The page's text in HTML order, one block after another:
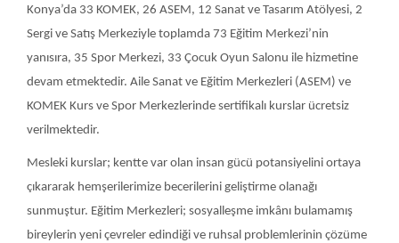
çekmektedir.
Yardımlaşma Kermesleri(Milli Duyarlılık) İle hanımlar
sosyokültürel alanlarda kazanım elde etmektedir. ASEM
Merkezlerinde sadece kadınlarımıza yönelik faaliyet gösteren
sanat meslek kursları, aile eğitimi, gençlik ve spor merkezleri ile
Yeterli fiziki donanıma sahip tesislerde hanımlar;
• Spor Salonlarında; Step/Aerobik/Zumba derslerinden
yararlanabilmektedir. Havuz hizmetinin yanı sıra sauna ve buhar